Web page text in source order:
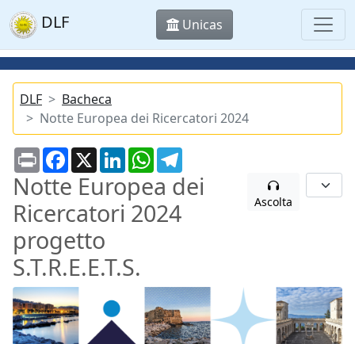
DLF Unicas
DLF
Bacheca
Notte Europea dei Ricercatori 2024
PrintFacebook
X LinkedInWhatsApp
Notte Europea dei
Ricercatori 2024
progetto
S.T.R.E.E.T.S.
Ascolta